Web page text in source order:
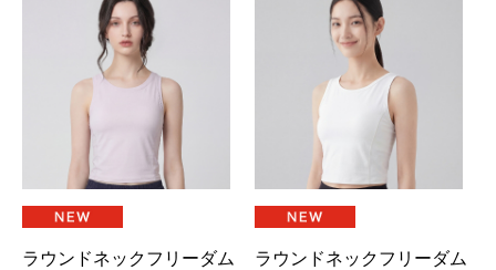
ラウンドネックフリーダム
ラウンドネックフリーダム